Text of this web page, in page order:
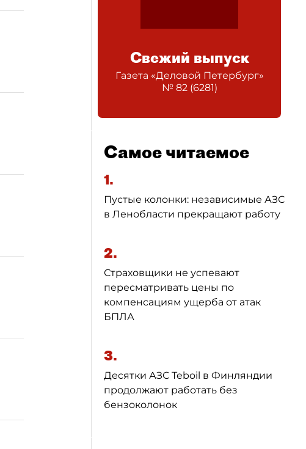
Свежий выпуск
Газета «Деловой Петербург»
№ 82(6281)
Самое читаемое
1.
Пустые колонки: независимые АЗС
в Ленобласти прекращают работу
2.
Страховщики не успевают
пересматривать цены по
компенсациям ущерба от атак
БПЛА
3.
Десятки АЗС Teboil в Финляндии
продолжают работать без
бензоколонок